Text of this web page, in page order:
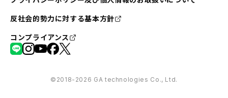
反社会的勢力に対する基本方針
コンプライアンス
©︎2018-2026 GA technologies Co., Ltd.